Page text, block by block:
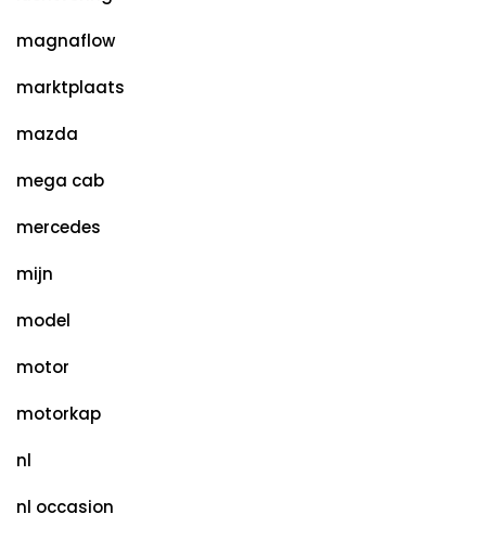
magnaflow
marktplaats
mazda
mega cab
mercedes
mijn
model
motor
motorkap
nl
nl occasion